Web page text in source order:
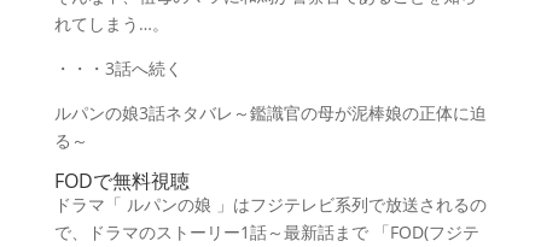
れてしまう…。
・・・3話へ続く
ルパンの娘3話ネタバレ～鑑識官の母が泥棒娘の正体に迫
る～
FODで無料視聴
ドラマ「 ルパンの娘 」はフジテレビ系列で放送されるの
で、ドラマのストーリー1話～最新話まで 「FOD(フジテ